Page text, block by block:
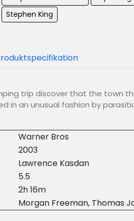
Stephen King
trip discover that the town
in an unusual fashion by
Warner Bros
2003
Lawrence Kasdan
5.5
2h 16m
Morgan Freeman, Thomas